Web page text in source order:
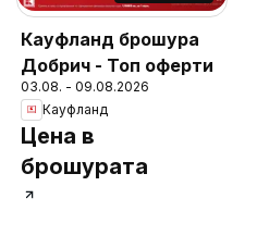
Кауфланд брошура
Добрич - Топ оферти
03.08. - 09.08.2026
Кауфланд
Цена в
брошурата